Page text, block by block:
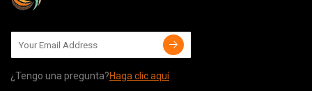
¿Tengo una pregunta?Haga clic aquí